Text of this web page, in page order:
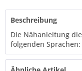
Beschreibung
Die Nähanleitung
folgenden